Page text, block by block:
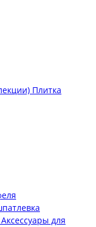
Плитка
Аксессуары для